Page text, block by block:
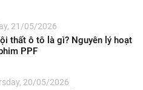
21/05/2026
thất ô tô là gì? Nguyên lý hoạt
PPF
20/05/2026